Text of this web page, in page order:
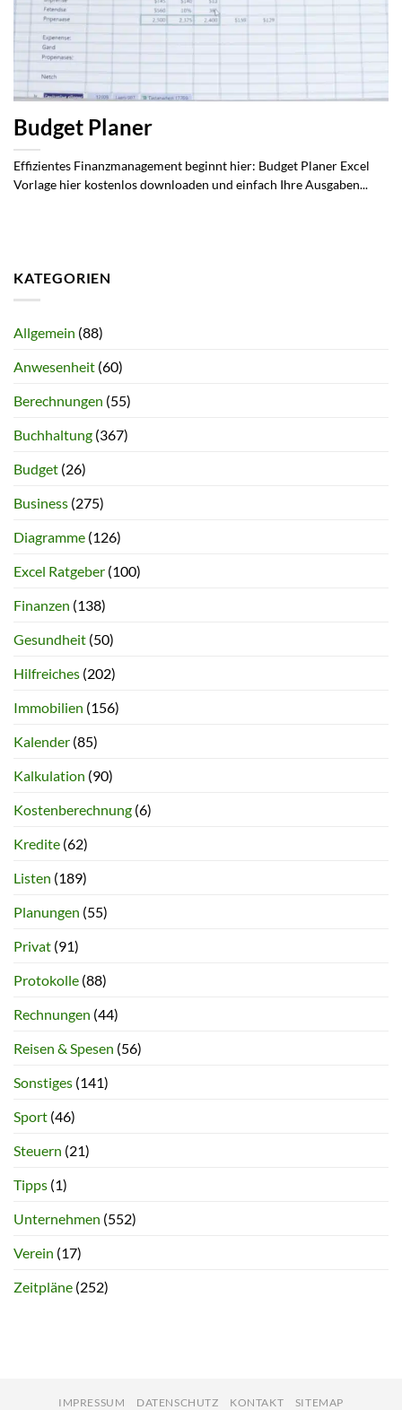
Budget Planer
Effizientes Finanzmanagement beginnt hier: Budget Planer Excel
Vorlage hier kostenlos downloaden und einfach Ihre Ausgaben...
KATEGORIEN
Allgemein (88)
Anwesenheit (60)
Berechnungen (55)
Buchhaltung (367)
Budget (26)
Business (275)
Diagramme (126)
Excel Ratgeber (100)
Finanzen (138)
Gesundheit (50)
Hilfreiches (202)
Immobilien (156)
Kalender (85)
Kalkulation (90)
Kostenberechnung (6)
Kredite (62)
Listen (189)
Planungen (55)
Privat (91)
Protokolle (88)
Rechnungen (44)
Reisen & Spesen (56)
Sonstiges (141)
Sport (46)
Steuern (21)
Tipps (1)
Unternehmen (552)
Verein (17)
Zeitpläne (252)
IMPRESSUM DATENSCHUTZ KONTAKT SITEMAP